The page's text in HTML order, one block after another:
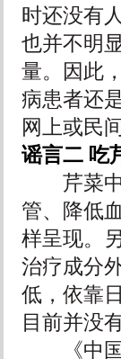
时还没有
也并不明
量。因此
病患者还
网上或民
谣言二 吃
芹菜中
管、降低
样呈现。
治疗成分
低，依靠
目前并没
《中国